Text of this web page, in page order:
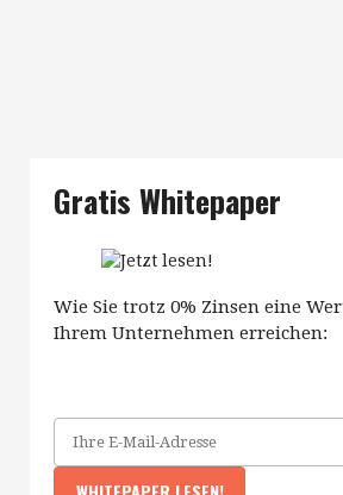
Gratis Whitepaper
Wie Sie trotz 0% Zinsen eine
Ihrem Unternehmen erreichen: